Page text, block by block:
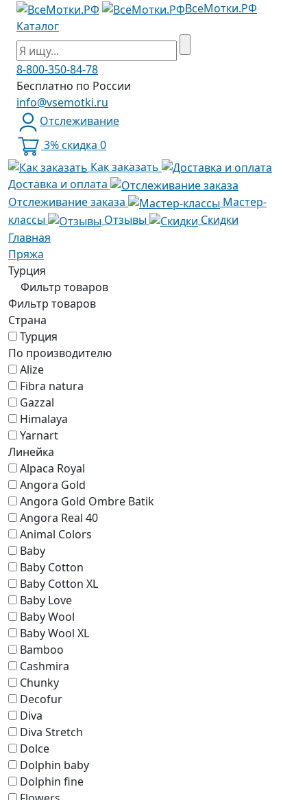
ВсеМотки.РФ
Каталог
8-800-350-84-78
Бесплатно по России
info@vsemotki.ru
Отслеживание
3% скидка 0
Как заказать
Доставка и оплата
Отслеживание заказа
Мастер-
классы
Отзывы
Скидки
Главная
Пряжа
Турция
Фильтр товаров
Фильтр товаров
Страна
Турция
По производителю
Alize
Fibra natura
Gazzal
Himalaya
Yarnart
Линейка
Alpaca Royal
Angora Gold
Angora Gold Ombre Batik
Angora Real 40
Animal Colors
Baby
Baby Cotton
Baby Cotton XL
Baby Love
Baby Wool
Baby Wool XL
Bamboo
Cashmira
Chunky
Decofur
Diva
Diva Stretch
Dolce
Dolphin baby
Dolphin fine